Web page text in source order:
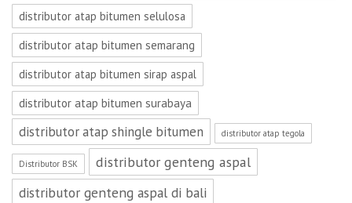
distributor atap bitumen selulosa
distributor atap bitumen semarang
distributor atap bitumen sirap aspal
distributor atap bitumen surabaya
distributor atap shingle bitumen distributor atap tegola
Distributor BSK
distributor genteng aspal
distributor genteng aspal di bali